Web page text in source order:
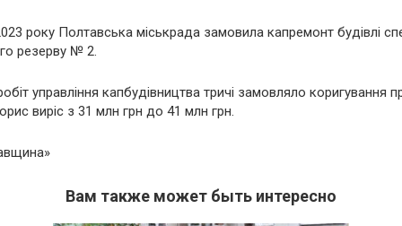
року Полтавська міськрада замовила капремонт будівлі
резерву № 2.
управління капбудівництва тричі замовляло коригування
виріс з 31 млн грн до 41 млн грн.
Вам также может быть интересно